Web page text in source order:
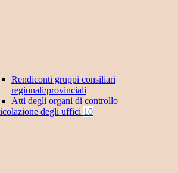
Rendiconti gruppi consiliari
regionali/provinciali
Atti degli organi di controllo
degli uffici 10